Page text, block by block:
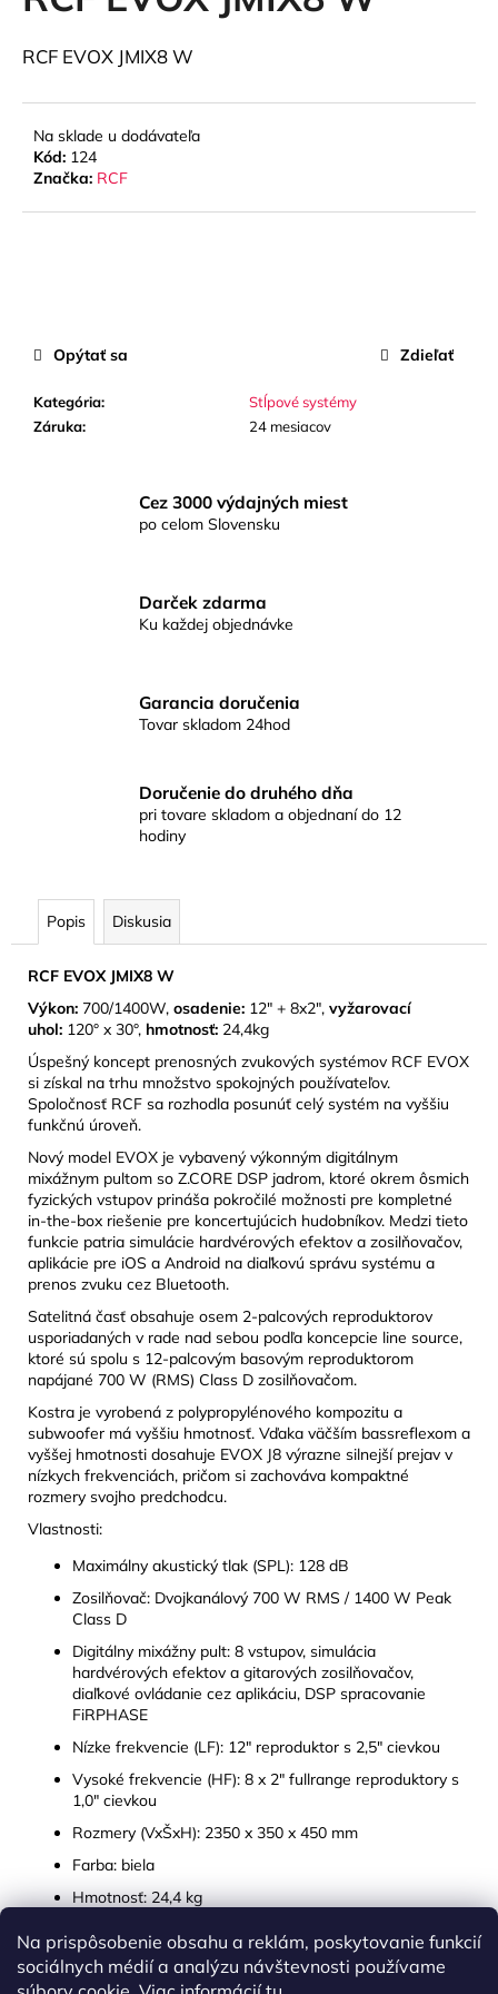
Na prispôsobenie obsahu a reklám, poskytovanie funkcií
sociálnych médií a analýzu návštevnosti používame
5RCF EVOX JMIX8 W
Na sklade u dodávateľa
Kód: 124
Značka: RCF
Kategória:
Stĺpové systémy
Záruka: 24 mesiacov
Opýtať sa Zdieľať
Cez 3000 výdajných miest
po celom Slovensku
Darček zdarma
Ku každej objednávke
Garancia doručenia
Tovar skladom 24hod
Doručenie do druhého dňa
pri tovare skladom a objednaní do 12
hodiny
Popis Diskusia
RCF EVOX JMIX8 W
Výkon: 700/1400W, osadenie: 12" + 8x2", vyžarovací
uhol: 120° x 30°, hmotnosť: 24,4kg
Úspešný koncept prenosných zvukových systémov RCF EVOX
si získal na trhu množstvo spokojných používateľov.
Spoločnosť RCF sa rozhodla posunúť celý systém na vyššiu
funkčnú úroveň.
Nový model EVOX je vybavený výkonným digitálnym
mixážnym pultom so Z.CORE DSP jadrom, ktoré okrem ôsmich
fyzických vstupov prináša pokročilé možnosti pre kompletné
in-the-box riešenie pre koncertujúcich hudobníkov. Medzi tieto
funkcie patria simulácie hardvérových efektov a zosilňovačov,
aplikácie pre iOS a Android na diaľkovú správu systému a
prenos zvuku cez Bluetooth.
Satelitná časť obsahuje osem 2-palcových reproduktorov
usporiadaných v rade nad sebou podľa koncepcie line source,
ktoré sú spolu s 12-palcovým basovým reproduktorom
napájané 700 W (RMS) Class D zosilňovačom.
Kostra je vyrobená z polypropylénového kompozitu a
subwoofer má vyššiu hmotnosť. Vďaka väčším bassreflexom a
vyššej hmotnosti dosahuje EVOX J8 výrazne silnejší prejav v
nízkych frekvenciách, pričom si zachováva kompaktné
rozmery svojho predchodcu.
Vlastnosti:
Maximálny akustický tlak (SPL): 128 dB
Zosilňovač: Dvojkanálový 700 W RMS / 1400 W Peak
Class D
Digitálny mixážny pult: 8 vstupov, simulácia
hardvérových efektov a gitarových zosilňovačov,
diaľkové ovládanie cez aplikáciu, DSP spracovanie
FiRPHASE
Nízke frekvencie (LF): 12" reproduktor s 2,5" cievkou
Vysoké frekvencie (HF): 8 x 2" fullrange reproduktory s
1,0" cievkou
Rozmery (VxŠxH): 2350 x 350 x 450 mm
Farba: biela
Hmotnosť: 24,4 kg
j
O
p
o